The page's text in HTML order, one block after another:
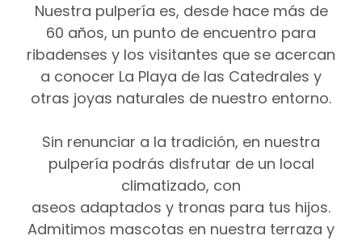
Nuestra pulpería es, desde hace más de
60 años, un punto de encuentro para
ribadenses y los visitantes que se acercan
a conocer La Playa de las Catedrales y
otras joyas naturales de nuestro entorno.
Sin renunciar a la tradición, en nuestra
pulpería podrás disfrutar de un local
climatizado, con
aseos adaptados y tronas para tus hijos.
Admitimos mascotas en nuestra terraza y